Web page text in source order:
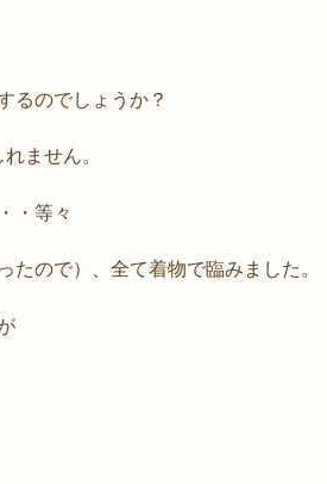
るのでしょうか？
ません。
・等々
ので）、全て着物で臨みました。